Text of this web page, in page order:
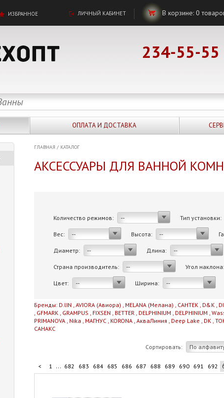
ИЗБРАННОЕ ЛИЧНЫЙ КАБИНЕТ В корзине: 0
234-55-55
ОПЛАТА И ДОСТАВКА
ГЛАВНАЯ / КАТАЛОГ
АКСЕССУАРЫ ДЛЯ ВАННОЙ
Количество режимов:
-- Тип установки:
Вес: -- Высота: --
Диаметр: -- Длина: --
Страна производитель: -- Угол наклона:
Цвет: -- Ширина: --
Бренды: D.lIN , AVIORA (Авиора) , MELANA (Мелана) , САНТЕК , D&K ,
, GFMARK , GRAMPUS , FIXSEN , BETTER , DELPHINIUM , DELPHINIUM ,
PRIMANOVA , Nika , МАГНУС , KORONA , АкваЛиния , Deep Lake , DK ,
САНАКС
Сортировать: По
< 1 ... 682 683 684 685 686 687 688 689 690 691 692